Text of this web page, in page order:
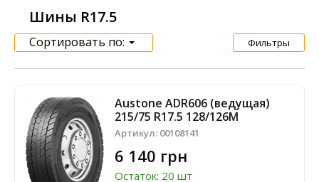
Шины R17.5
Сортировать по: Фильтры
Austone ADR606 (ведущая)
215/75 R17.5 128/126M
Артикул: 00108141
6 140 грн
Остаток: 20 шт